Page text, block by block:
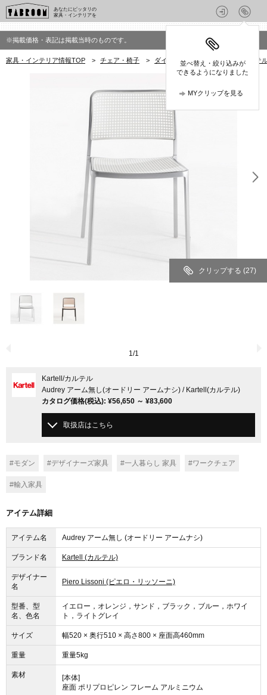
あなたにピッタリの
家具・インテリアを
並べ替え・絞り込みが
できるようになりました
MYクリップを見る
※掲載価格・表記は掲載当時のものです。
家具・インテリア情報TOP > チェア・椅子 > ダイニングチェア > Kartell(カルテ
クリップする (27)
1/1
Kartell /カルテル
Audrey アーム無し(オードリー アームナシ) / Kartell(カルテル)
カタログ価格(税込): ¥56,650 ～ ¥83,600
取扱店はこちら
#モダン #デザイナーズ家具 #一人暮らし 家具 #ワークチェア
#輸入家具
アイテム詳細
アイテム名 Audrey アーム無し (オードリー アームナシ)
ブランド名 Kartell (カルテル)
デザイナー
名
Piero Lissoni (ピエロ・リッソーニ)
型番、型
名、色名
イエロー，オレンジ，サンド，ブラック，ブルー，ホワイ
ト，ライトグレイ
サイズ 幅520 × 奥行510 × 高さ800 × 座面高460mm
重量 重量5kg
素材
[本体]
座面 ポリプロピレン フレーム アルミニウム